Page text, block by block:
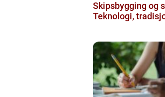
Skipsbygging og
Teknologi,